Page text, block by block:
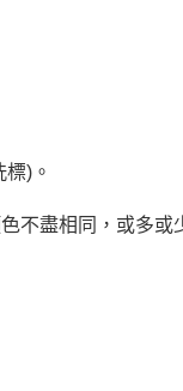
)。
不盡相同，或多或